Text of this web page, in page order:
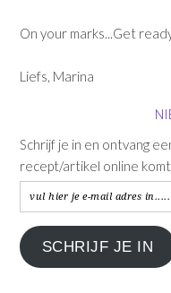
On your marks...Get
Liefs, Marina
Schrijf je in en ontvang
recept/artikel online
vul
hier
je
e-
SCHRIJF JE IN